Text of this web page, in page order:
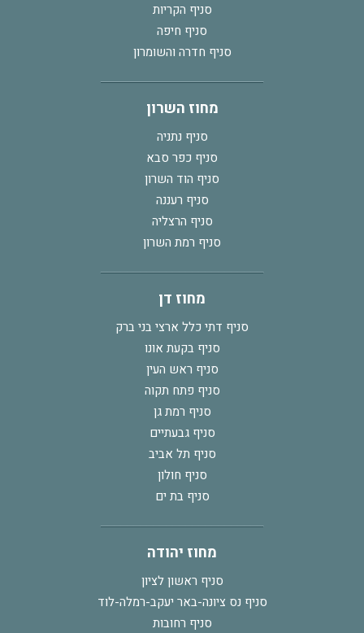
סניף הקריות
סניף חיפה
סניף חדרה והשומרון
מחוז השרון
סניף נתניה
סניף כפר סבא
סניף הוד השרון
סניף רעננה
סניף הרצליה
סניף רמת השרון
מחוז דן
סניף דתי כלל ארצי בני ברק
סניף בקעת אונו
סניף ראש העין
סניף פתח תקוה
סניף רמת גן
סניף גבעתיים
סניף תל אביב
סניף חולון
סניף בת ים
מחוז יהודה
סניף ראשון לציון
סניף נס ציונה-באר יעקב-רמלה-לוד
סניף רחובות